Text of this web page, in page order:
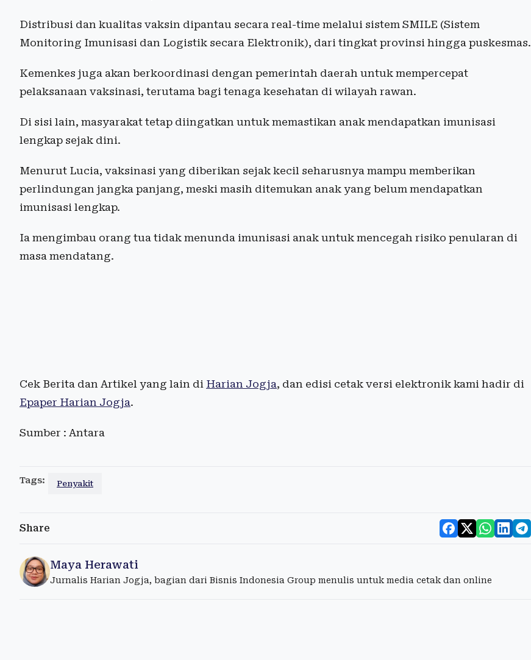
Distribusi dan kualitas vaksin dipantau secara real-time melalui sistem SMILE (Sistem
Monitoring Imunisasi dan Logistik secara Elektronik), dari tingkat provinsi hingga puskesmas.
Kemenkes juga akan berkoordinasi dengan pemerintah daerah untuk mempercepat
pelaksanaan vaksinasi, terutama bagi tenaga kesehatan di wilayah rawan.
Di sisi lain, masyarakat tetap diingatkan untuk memastikan anak mendapatkan imunisasi
lengkap sejak dini.
Menurut Lucia, vaksinasi yang diberikan sejak kecil seharusnya mampu memberikan
perlindungan jangka panjang, meski masih ditemukan anak yang belum mendapatkan
imunisasi lengkap.
Ia mengimbau orang tua tidak menunda imunisasi anak untuk mencegah risiko penularan di
masa mendatang.
Cek Berita dan Artikel yang lain di Harian Jogja, dan edisi cetak versi elektronik kami hadir di
Epaper Harian Jogja.
Sumber : Antara
Tags: Penyakit
Share
Maya Herawati
Jurnalis Harian Jogja, bagian dari Bisnis Indonesia Group menulis untuk media cetak dan online